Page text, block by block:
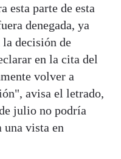
esta parte de esta
denegada, ya
decisión de
en la cita del
volver a
avisa el letrado,
julio no podría
una vista en